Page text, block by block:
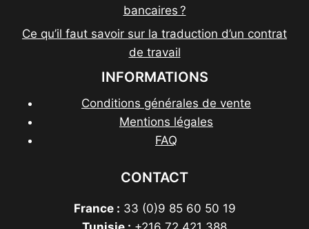
bancaires ?
Ce qu’il faut savoir sur la traduction d’un contrat
de travail
INFORMATIONS
Conditions générales de vente
Mentions légales
FAQ
CONTACT
France : 33 (0)9 85 60 50 19